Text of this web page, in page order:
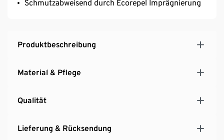
Schmutzabweisend durch Ecorepel Imprägnierung
Produktbeschreibung
Material & Pflege
Qualität
Lieferung & Rücksendung